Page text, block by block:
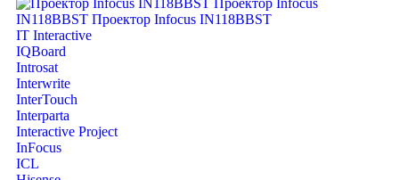
IT Interactive
IQBoard
Introsat
Interwrite
InterTouch
Interparta
Interactive Project
InFocus
ICL